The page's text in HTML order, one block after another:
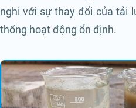
nghi với sự thay đổi của tải
thống hoạt động ổn định.